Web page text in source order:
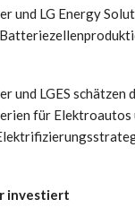
und LG Energy
und LGES schätzen
für Elektroautos
investiert